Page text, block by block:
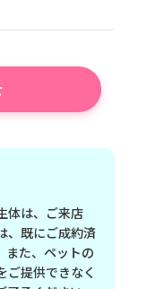
体は、ご来店
、既にご成約済
また、ペットの
ご提供できなく